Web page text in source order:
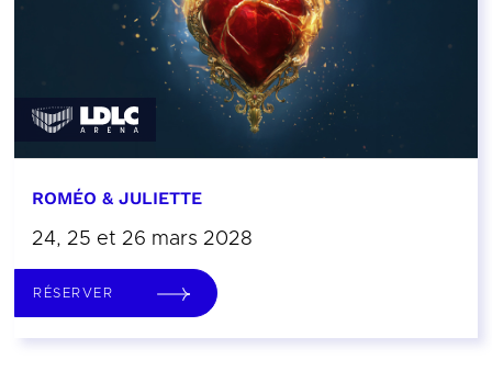
ROMÉO & JULIETTE
24, 25 et 26 mars 2028
RÉSERVER